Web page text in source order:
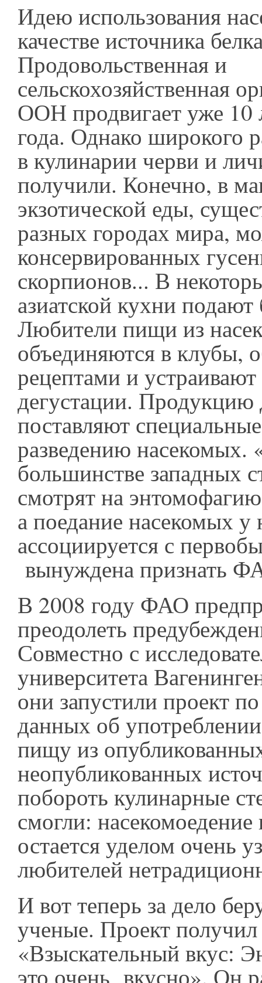
Идею использования
качестве источника
Продовольственная и
сельскохозяйственная
ООН продвигает уже 10
года. Однако широкого
в кулинарии черви и
получили. Конечно, в
экзотической еды,
разных городах мира,
консервированных
скорпионов... В
азиатской кухни
Любители пищи из
объединяются в клубы,
рецептами и
дегустации. Продукцию
поставляют
разведению насекомых.
большинстве западных
смотрят на
а поедание насекомых у
ассоциируется с
вынуждена признать
В 2008 году ФАО
преодолеть
Совместно с
университета
они запустили проект
данных об
пищу из
неопубликованных
побороть кулинарные
смогли:
остается уделом очень
любителей
И вот теперь за дело
ученые. Проект получил
«Взыскательный вкус:
это очень вкусно». Он